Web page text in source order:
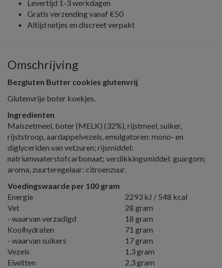
Levertijd 1-3 werkdagen
Gratis verzending vanaf €50
Altijd netjes en discreet verpakt
Omschrijving
Bezgluten Butter cookies glutenvrij
Glutenvrije boter koekjes.
Ingredienten
Maiszetmeel, boter (MELK) (32%), rijstmeel, suiker,
rijststroop, aardappelvezels, emulgatoren: mono- en
diglyceriden van vetzuren; rijsmiddel:
natriumwaterstofcarbonaat; verdikkingsmiddel: guargom;
aroma, zuurteregelaar: citroenzuur.
Voedingswaarde per 100 gram
Energie
2293 kJ / 548 kcal
Vet
28 gram
- waarvan verzadigd
18 gram
Koolhydraten
71 gram
- waarvan suikers
17 gram
Vezels
1,3 gram
Eiwitten
2,3 gram